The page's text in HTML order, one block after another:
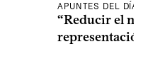
APUNTES DEL DÍA
“Reducir el